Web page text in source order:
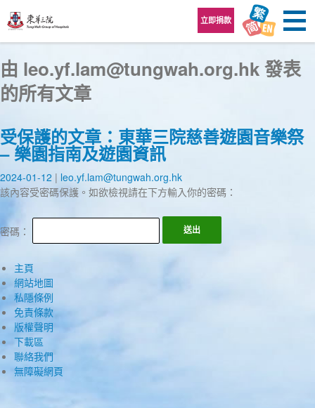
立即捐款
由 leo.yf.lam@tungwah.org.hk 發表
的所有文章
受保護的文章：東華三院慈善遊園音樂祭
– 樂園指南及遊園資訊
2024-01-12
leo.yf.lam@tungwah.org.hk
該內容受密碼保護。如欲檢視請在下方輸入你的密碼：
密碼：
主頁
網站地圖
私隱條例
免責條款
版權聲明
下載區
聯絡我們
無障礙網頁